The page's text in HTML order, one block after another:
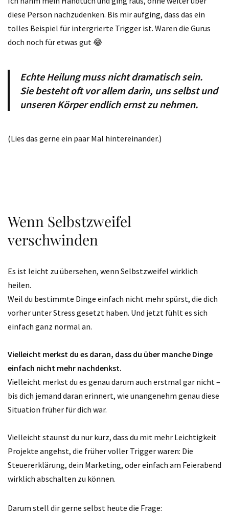
diese Person nachzudenken. Bis mir aufging, dass das ein
tolles Beispiel für intergrierte Trigger ist. Waren die Gurus
doch noch für etwas gut 😂
Echte Heilung muss nicht dramatisch sein.
Sie besteht oft vor allem darin, uns selbst und
unseren Körper endlich ernst zu nehmen.
(Lies das gerne ein paar Mal hintereinander.)
Wenn Selbstzweifel
verschwinden
Es ist leicht zu übersehen, wenn Selbstzweifel wirklich
heilen.
Weil du bestimmte Dinge einfach nicht mehr spürst, die dich
vorher unter Stress gesetzt haben. Und jetzt fühlt es sich
einfach ganz normal an.
Vielleicht merkst du es daran, dass du über manche Dinge
einfach nicht mehr nachdenkst.
Vielleicht merkst du es genau darum auch erstmal gar nicht –
bis dich jemand daran erinnert, wie unangenehm genau diese
Situation früher für dich war.
Vielleicht staunst du nur kurz, dass du mit mehr Leichtigkeit
Projekte angehst, die früher voller Trigger waren: Die
Steuererklärung, dein Marketing, oder einfach am Feierabend
wirklich abschalten zu können.
Darum stell dir gerne selbst heute die Frage: